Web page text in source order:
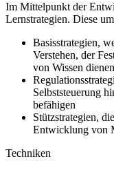
Im Mittelpunkt der
Lernstrategien. Diese
Basisstrategien,
Verstehen, der
von Wissen dienen
Selbststeuerung
befähigen
Stützstrategien,
Entwicklung von
Techniken